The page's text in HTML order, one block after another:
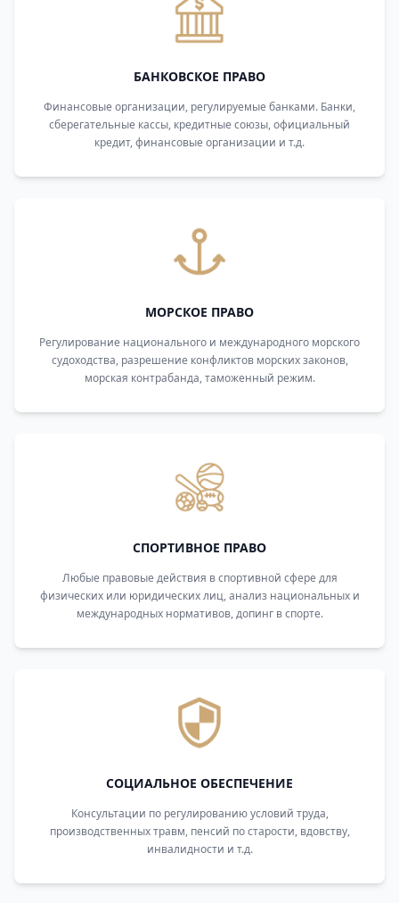
БАНКОВСКОЕ ПРАВО
Финансовые организации, регулируемые банками. Банки,
сберегательные кассы, кредитные союзы, официальный
кредит, финансовые организации и т.д.
МОРСКОЕ ПРАВО
Регулирование национального и международного морского
судоходства, разрешение конфликтов морских законов,
морская контрабанда, таможенный режим.
СПОРТИВНОЕ ПРАВО
Любые правовые действия в спортивной сфере для
физических или юридических лиц, анализ национальных и
международных нормативов, допинг в спорте.
СОЦИАЛЬНОЕ ОБЕСПЕЧЕНИЕ
Консультации по регулированию условий труда,
производственных травм, пенсий по старости, вдовству,
инвалидности и т.д.